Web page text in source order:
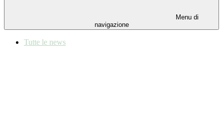
Menu di
navigazione
Tutte le news